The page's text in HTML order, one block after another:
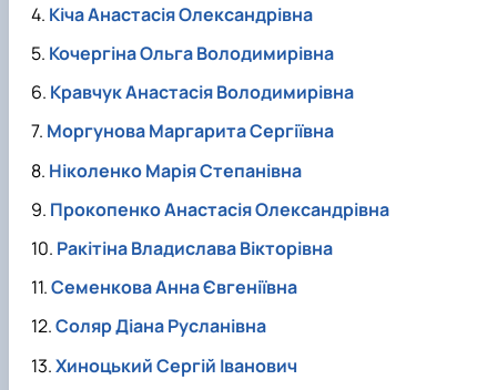
Кіча Анастасія Олександрівна
Кочергіна Ольга Володимирівна
Кравчук Анастасія Володимирівна
Моргунова Маргарита Сергіївна
Ніколенко Марія Степанівна
Прокопенко Анастасія Олександрівна
Ракітіна Владислава Вікторівна
Семенкова Анна Євгеніївна
Соляр Діана Русланівна
Хиноцький Сергій Іванович